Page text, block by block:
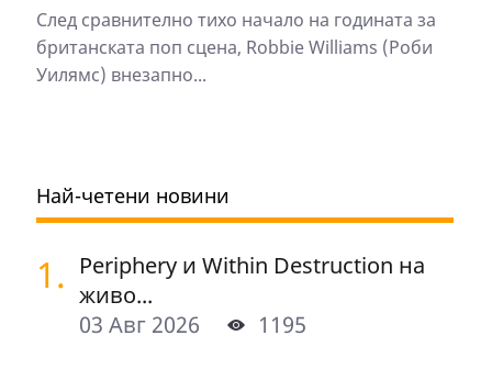
След сравнително тихо начало на годината за
британската поп сцена, Robbie Williams (Роби
Уилямс) внезапно...
Най-четени новини
1. Periphery и Within Destruction на
живо...
03 Авг 2026
1195